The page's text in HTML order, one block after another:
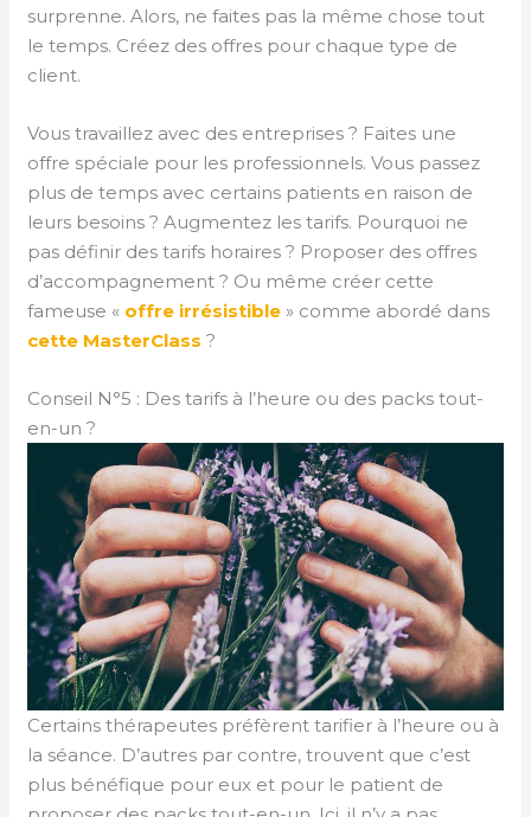
surprenne. Alors, ne faites pas la même chose tout
le temps. Créez des offres pour chaque type de
client.
Vous travaillez avec des entreprises ? Faites une
offre spéciale pour les professionnels. Vous passez
plus de temps avec certains patients en raison de
leurs besoins ? Augmentez les tarifs. Pourquoi ne
pas définir des tarifs horaires ? Proposer des offres
d’accompagnement ? Ou même créer cette
fameuse « offre irrésistible » comme abordé dans
cette MasterClass ?
Conseil N°5 : Des tarifs à l’heure ou des packs tout-
en-un ?
Certains thérapeutes préfèrent tarifier à l’heure ou à
la séance. D’autres par contre, trouvent que c’est
plus bénéfique pour eux et pour le patient de